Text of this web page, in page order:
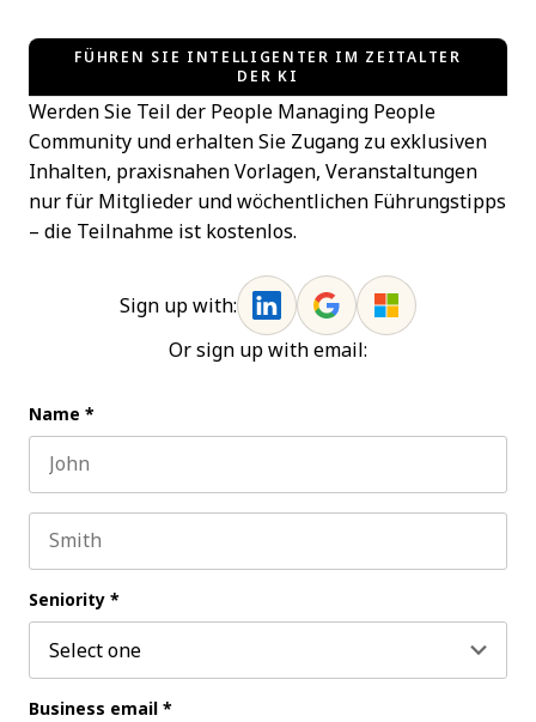
FÜHREN SIE INTELLIGENTER IM ZEITALTER
DER KI
Werden Sie Teil der People Managing People
Community und erhalten Sie Zugang zu exklusiven
Inhalten, praxisnahen Vorlagen, Veranstaltungen
nur für Mitglieder und wöchentlichen Führungstipps
– die Teilnahme ist kostenlos.
Sign up with:
Or sign up with email:
Name *
Seniority *
Business email *